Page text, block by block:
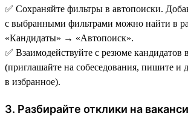
✅ Сохраняйте фильтры в автопоиски.
с выбранными фильтрами можно найти в
«Кандидаты» → «Автопоиск».
✅ Взаимодействуйте с резюме кандидатов
(приглашайте на собеседования, пишите и
в избранное).
3. Разбирайте отклики на